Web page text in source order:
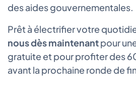
des aides gouvernementales.
Prêt à électrifier votre
nous dès maintenantpour
gratuite et pour profiter des
avant la prochaine ronde de